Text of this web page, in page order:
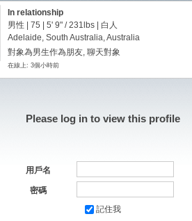
In relationship
男性 | 75 | 5' 9" /231lbs | 白人
Adelaide, South Australia, Australia
對象為男生作為朋友, 聊天對象
在線上: 3個小時前
Please log in to view this profile
用戶名
密碼
記住我